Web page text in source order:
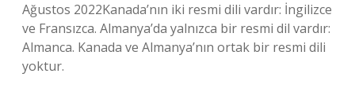
Ağustos 2022Kanada’nın iki resmi dili vardır: İngilizce
ve Fransızca. Almanya’da yalnızca bir resmi dil vardır:
Almanca. Kanada ve Almanya’nın ortak bir resmi dili
yoktur.